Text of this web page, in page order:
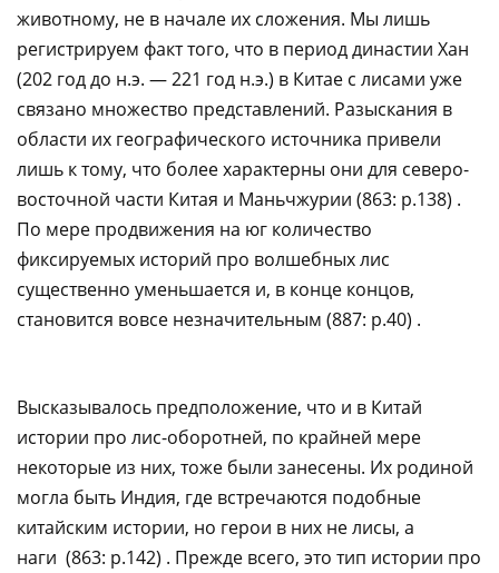
животному, не в начале их сложения. Мы лишь
регистрируем факт того, что в период династии Хан
(202 год до н.э. — 221 год н.э.) в Китае с лисами уже
связано множество представлений. Разыскания в
области их географического источника привели
лишь к тому, что более характерны они для северо-
восточной части Китая и Маньчжурии (863: p.138) .
По мере продвижения на юг количество
фиксируемых историй про волшебных лис
существенно уменьшается и, в конце концов,
становится вовсе незначительным (887: p.40) .​‌‌​‌‌​ ​‌​‌‌‌‌ ​​​‌​‌ ​​‌‌​​ ​​‌‌‌​ ​‌​​​‌ ​​‌‌‌​ ​​​‌‌‌ ​​‌​‌​ ​‌​​​‌ ​​‌‌‌​ ​​‌‌‌‌ ​‌​​​‌ ​​‌​‌​
Высказывалось предположение, что и в Китай
истории про лис-оборотней, по крайней мере
некоторые из них, тоже были занесены. Их родиной
могла быть Индия, где встречаются подобные
китайским истории, но герои в них не лисы, а
наги (863: p.142) . Прежде всего, это тип истории про